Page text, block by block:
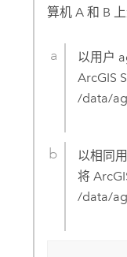
算机 A 和 B
以用户
ArcGIS
/data/
以相同
将
/data/